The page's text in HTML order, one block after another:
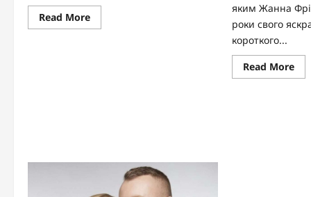
Read MoreRead
more
яким Жанна
роки свого
короткого...
Read MoreRead